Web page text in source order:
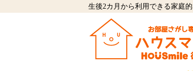
生後2カ月から利用できる家庭